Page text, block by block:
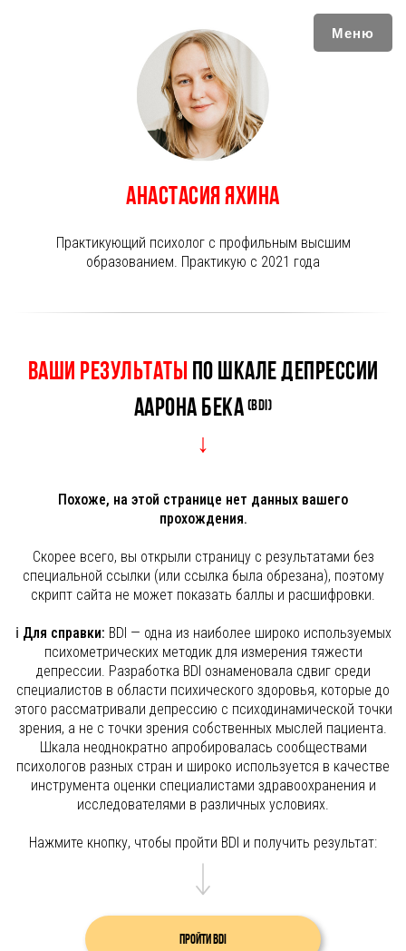
Анастасия Яхина
Практикующий психолог с профильным высшим
образованием. Практикую с 2021 года
Меню
Ваши Результаты по шкале депрессии
Аарона Бека (BDI)
↓
Похоже, на этой странице нет данных вашего
прохождения.
Скорее всего, вы открыли страницу с результатами без
специальной ссылки (или ссылка была обрезана), поэтому
скрипт сайта не может показать баллы и расшифровки.
ℹ️ Для справки: BDI — одна из наиболее широко используемых
психометрических методик для измерения тяжести
депрессии. Разработка BDI ознаменовала сдвиг среди
специалистов в области психического здоровья, которые до
этого рассматривали депрессию с психодинамической точки
зрения, а не с точки зрения собственных мыслей пациента.
Шкала неоднократно апробировалась сообществами
психологов разных стран и широко используется в качестве
инструмента оценки специалистами здравоохранения и
исследователями в различных условиях.
Нажмите кнопку, чтобы пройти BDI и получить результат:
Пройти BDI